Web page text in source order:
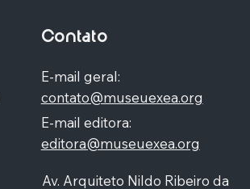
Contato
E-mail geral:
contato@museuexea.org
E-mail editora:
editora@museuexea.org
Av. Arquiteto Nildo Ribeiro da